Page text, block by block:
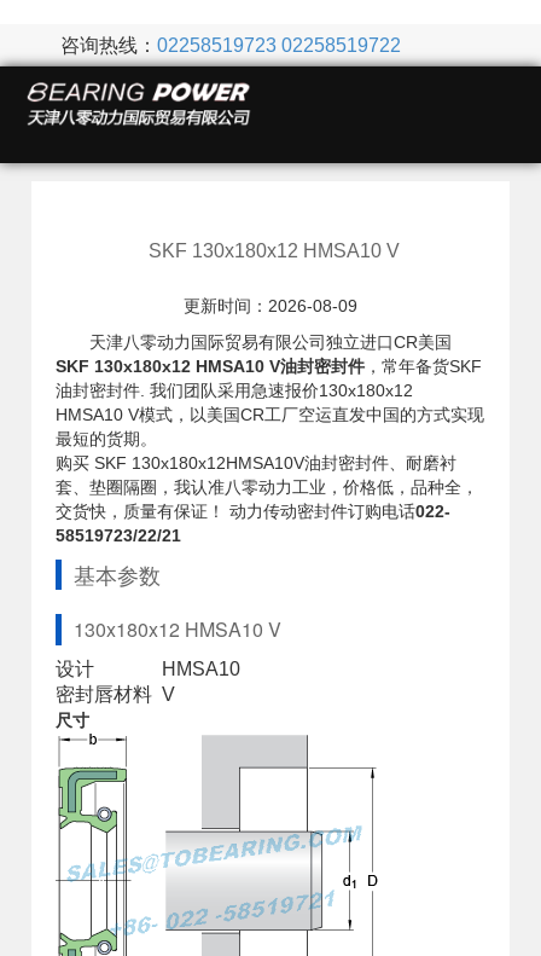
咨询热线： 02258519723 02258519722
SKF 130x180x12 HMSA10 V
更新时间：2026-08-09
天津八零动力国际贸易有限公司独立进口CR美国
SKF 130x180x12 HMSA10 V油封密封件 ，常年备货SKF
油封密封件. 我们团队采用急速报价130x180x12
HMSA10 V模式，以美国CR工厂空运直发中国的方式实现
最短的货期。
购买 SKF 130x180x12HMSA10V油封密封件、耐磨衬
套、垫圈隔圈，我认准八零动力工业，价格低，品种全，
交货快，质量有保证！ 动力传动密封件订购电话022-
58519723/22/21
基本参数
130x180x12 HMSA10 V
设计
HMSA10
密封唇材料 V
尺寸